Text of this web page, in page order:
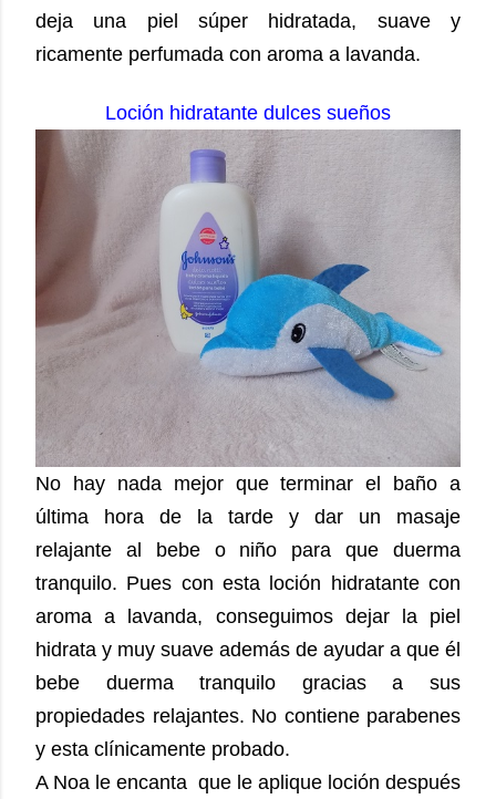
deja una piel súper hidratada, suave y
ricamente perfumada con aroma a lavanda.
Loción hidratante dulces sueños
No hay nada mejor que terminar el baño a
última hora de la tarde y dar un masaje
relajante al bebe o niño para que duerma
tranquilo. Pues con esta loción hidratante con
aroma a lavanda, conseguimos dejar la piel
hidrata y muy suave además de ayudar a que él
bebe duerma tranquilo gracias a sus
propiedades relajantes. No contiene parabenes
y esta clínicamente probado.
A Noa le encanta que le aplique loción después